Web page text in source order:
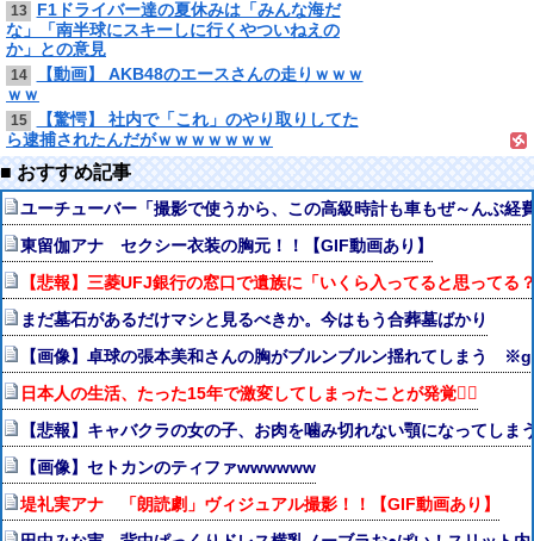
13
F1ドライバー達の夏休みは「みんな海だ
な」「南半球にスキーしに行くやついねえの
か」との意見
14
【動画】 AKB48のエースさんの走りｗｗｗ
ｗｗ
15
【驚愕】 社内で「これ」のやり取りしてた
ら逮捕されたんだがｗｗｗｗｗｗｗ
■ おすすめ記事
ユーチューバー「撮影で使うから、この高級時計も車もぜ～んぶ経
東留伽アナ セクシー衣装の胸元！！【GIF動画あり】
【悲報】三菱UFJ銀行の窓口で遺族に「いくら入ってると思って
まだ墓石があるだけマシと見るべきか。今はもう合葬墓ばかり
【画像】卓球の張本美和さんの胸がブルンブルン揺れてしまう
日本人の生活、たった15年で激変してしまったことが発覚🤦‍♂
【悲報】キャバクラの女の子、お肉を噛み切れない顎になってしま
【画像】セトカンのティファwwwwww
堤礼実アナ 「朗読劇」ヴィジュアル撮影！！【GIF動画あり】